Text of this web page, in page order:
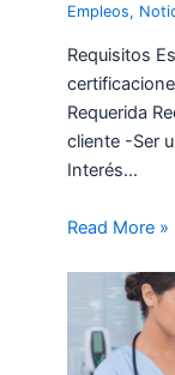
Empleos,
Requisitos
Requerida
cliente -Ser
Interés…
Read More »